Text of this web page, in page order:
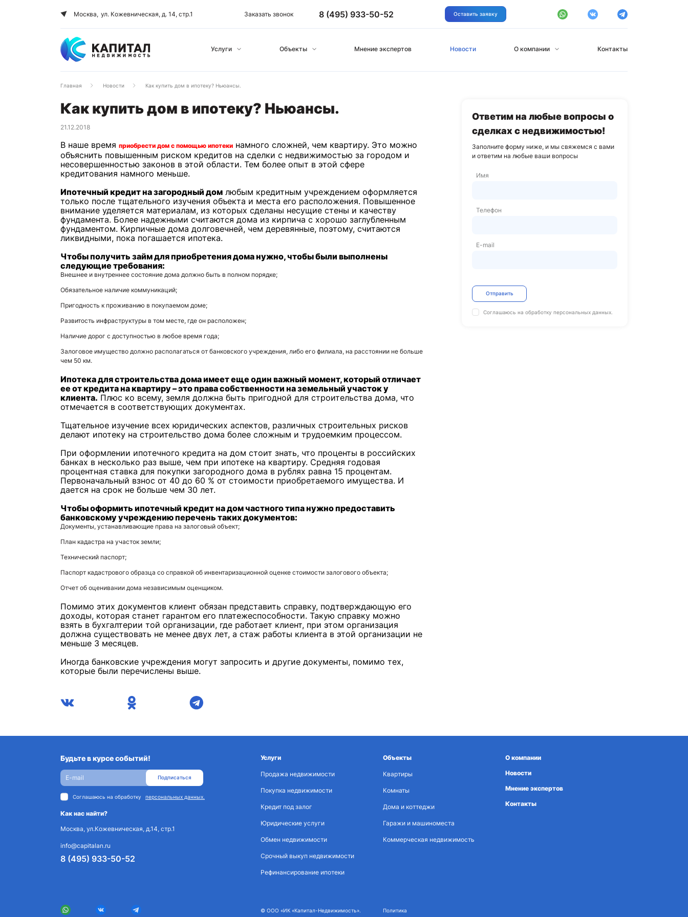
Москва, ул. Кожевническая, д. 14, стр.1 Заказать звонок 8 (495) 933-50-52 Оставить заявку
Услуги Объекты Мнение экспертов Новости О компании Контакты
Главная Новости Как купить дом в ипотеку? Ньюансы.
Как купить дом в ипотеку? Ньюансы.
21.12.2018
В наше время приобрести дом с помощью ипотеки намного сложней, чем квартиру. Это можно
объяснить повышенным риском кредитов на сделки с недвижимостью за городом и
несовершенностью законов в этой области. Тем более опыт в этой сфере
кредитования намного меньше.
Ипотечный кредит на загородный дом любым кредитным учреждением оформляется
только после тщательного изучения объекта и места его расположения. Повышенное
внимание уделяется материалам, из которых сделаны несущие стены и качеству
фундамента. Более надежными считаются дома из кирпича с хорошо заглубленным
фундаментом. Кирпичные дома долговечней, чем деревянные, поэтому, считаются
ликвидными, пока погашается ипотека.
Чтобы получить займ для приобретения дома нужно, чтобы были выполнены
следующие требования:
Внешнее и внутреннее состояние дома должно быть в полном порядке;
Обязательное наличие коммуникаций;
Пригодность к проживанию в покупаемом доме;
Развитость инфраструктуры в том месте, где он расположен;
Наличие дорог с доступностью в любое время года;
Залоговое имущество должно располагаться от банковского учреждения, либо его филиала, на расстоянии не больше
чем 50 км.
Ипотека для строительства дома имеет еще один важный момент, который отличает
ее от кредита на квартиру – это права собственности на земельный участок у
клиента. Плюс ко всему, земля должна быть пригодной для строительства дома, что
отмечается в соответствующих документах.
Тщательное изучение всех юридических аспектов, различных строительных рисков
делают ипотеку на строительство дома более сложным и трудоемким процессом.
При оформлении ипотечного кредита на дом стоит знать, что проценты в российских
банках в несколько раз выше, чем при ипотеке на квартиру. Средняя годовая
процентная ставка для покупки загородного дома в рублях равна 15 процентам.
Первоначальный взнос от 40 до 60 % от стоимости приобретаемого имущества. И
дается на срок не больше чем 30 лет.
Чтобы оформить ипотечный кредит на дом частного типа нужно предоставить
банковскому учреждению перечень таких документов:
Документы, устанавливающие права на залоговый объект;
План кадастра на участок земли;
Технический паспорт;
Паспорт кадастрового образца со справкой об инвентаризационной оценке стоимости залогового объекта;
Отчет об оценивании дома независимым оценщиком.
Помимо этих документов клиент обязан представить справку, подтверждающую его
доходы, которая станет гарантом его платежеспособности. Такую справку можно
взять в бухгалтерии той организации, где работает клиент, при этом организация
должна существовать не менее двух лет, а стаж работы клиента в этой организации не
меньше 3 месяцев.
Иногда банковские учреждения могут запросить и другие документы, помимо тех,
которые были перечислены выше.
Ответим на любые вопросы о
сделках с недвижимостью!
Заполните форму ниже, и мы свяжемся с вами
и ответим на любые ваши вопросы
Имя
Телефон
E-mail
Отправить
Соглашаюсь на обработкуперсональных данных.
Будьте в курсе событий!
Подписаться
Соглашаюсь на обработку персональных данных.
Как нас найти?
Москва, ул.Кожевническая, д.14, стр.1
info@capitalan.ru
8 (495) 933-50-52
Услуги
Продажа недвижимости
Покупка недвижимости
Кредит под залог
Юридические услуги
Обмен недвижимости
Срочный выкуп недвижимости
Рефинансирование ипотеки
Объекты
Квартиры
Комнаты
Дома и коттеджи
Гаражи и машиноместа
Коммерческая недвижимость
О компании
Новости
Мнение экспертов
Контакты
© ООО «ИК «Капитал-Недвижимость». Политика